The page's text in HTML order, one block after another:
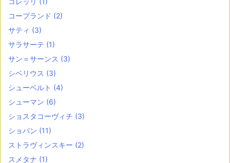
コープランド (2)
サティ (3)
サラサーテ (1)
サン＝サーンス (3)
シベリウス (3)
シューベルト (4)
シューマン (6)
ショスタコーヴィチ (3)
ショパン (11)
ストラヴィンスキー (2)
スメタナ (1)